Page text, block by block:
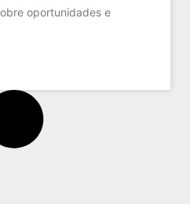
oportunidades e